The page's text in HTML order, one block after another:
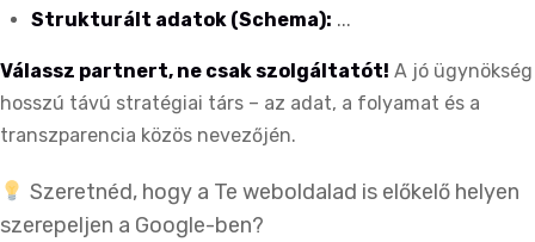
Strukturált adatok (Schema): ...
Válassz partnert, ne csak szolgáltatót! A jó ügynökség
hosszú távú stratégiai társ – az adat, a folyamat és a
transzparencia közös nevezőjén.
Szeretnéd, hogy a Te weboldalad is előkelő helyen
szerepeljen a Google-ben?